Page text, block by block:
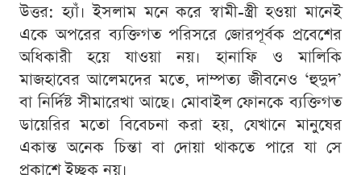
উত্তর: হ্যাঁ। ইসলাম মনে করে স্বামী-স্ত্রী হওয়া মানেই
একে অপরের ব্যক্তিগত পরিসরে জোরপূর্বক প্রবেশের
অধিকারী হয়ে যাওয়া নয়। হানাফি ও মালিকি
মাজহাবের আলেমদের মতে, দাম্পত্য জীবনেও ‘হুদুদ’
বা নির্দিষ্ট সীমারেখা আছে। মোবাইল ফোনকে ব্যক্তিগত
ডায়েরির মতো বিবেচনা করা হয়, যেখানে মানুষের
একান্ত অনেক চিন্তা বা দোয়া থাকতে পারে যা সে